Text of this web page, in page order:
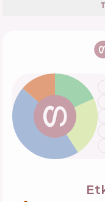
Aussie
L’Oréal
Shampoo
İçerik
Aktifler
Fonksiyonlar
L'Oreal